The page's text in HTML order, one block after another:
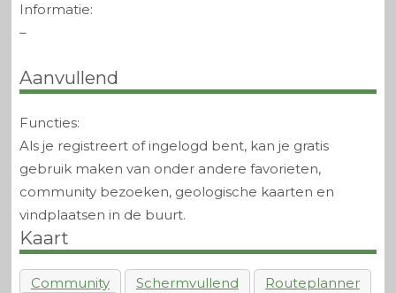
Informatie:
–
Aanvullend
Functies:
Als je registreert of ingelogd bent, kan je gratis
gebruik maken van onder andere favorieten,
community bezoeken, geologische kaarten en
vindplaatsen in de buurt.
Kaart
Community Schermvullend Routeplanner